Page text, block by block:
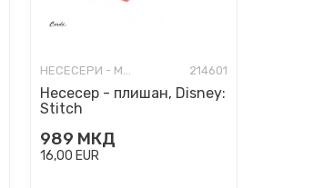
НЕСЕСЕРИ - МОДНИ 214601
Несесер - плишан, Disney:
Stitch
989 МКД
16,00 EUR